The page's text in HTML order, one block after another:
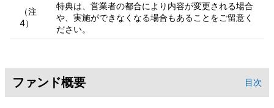
（注
4）
特典は、営業者の都合により内容が変更される場合
や、実施ができなくなる場合もあることをご留意く
ださい。
ファンド概要 目次